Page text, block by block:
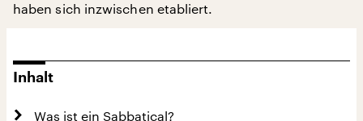
haben sich inzwischen etabliert.
Inhalt
Was ist ein Sabbatical?